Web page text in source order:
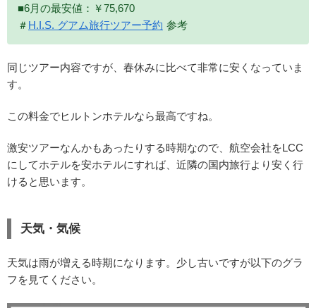
■6月の最安値：￥75,670
＃ H.I.S. グアム旅行ツアー予約 参考
同じツアー内容ですが、春休みに比べて非常に安くなっていま
す。
この料金でヒルトンホテルなら最高ですね。
激安ツアーなんかもあったりする時期なので、航空会社をLCC
にしてホテルを安ホテルにすれば、近隣の国内旅行より安く行
けると思います。
天気・気候
天気は雨が増える時期になります。少し古いですが以下のグラ
フを見てください。